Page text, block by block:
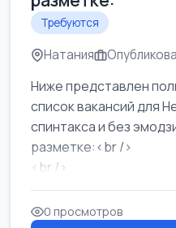
Требуются
Натания
Ниже представлен
список вакансий для
спинтакса и без
разметке:<br />
<br />
Работа в Нетании на
требу...
0 просмотров